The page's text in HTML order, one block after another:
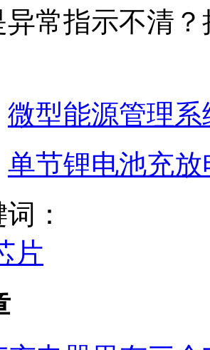
常指示不清
微型能源管理
单节锂电池充
：
片